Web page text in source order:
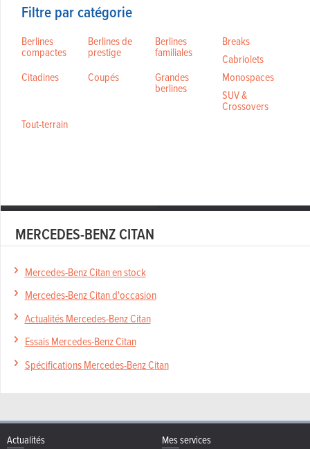
Filtre par catégorie
Berlines
compactes
Berlines de
prestige
Berlines
familiales
Breaks
Cabriolets
Citadines
Coupés Grandes
berlines
Monospaces
SUV &
Crossovers
Tout-terrain
MERCEDES-BENZ CITAN
Mercedes-Benz Citan en stock
Mercedes-Benz Citan d'occasion
Actualités Mercedes-Benz Citan
Essais Mercedes-Benz Citan
Spécifications Mercedes-Benz Citan
Actualités Mes services